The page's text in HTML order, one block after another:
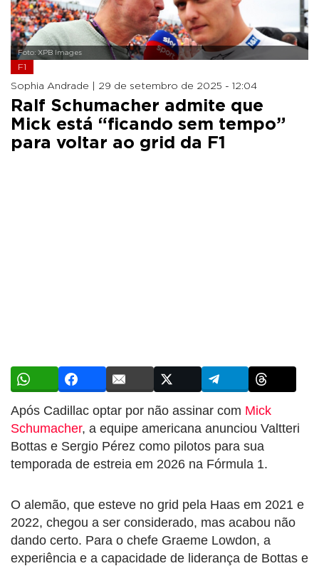
Foto: XPB Images
F1
Sophia Andrade | 29 de setembro de 2025 - 12:04
Ralf Schumacher admite que
Mick está “ficando sem tempo”
para voltar ao grid da F1
Após Cadillac optar por não assinar com Mick
Schumacher, a equipe americana anunciou Valtteri
Bottas e Sergio Pérez como pilotos para sua
temporada de estreia em 2026 na Fórmula 1.
O alemão, que esteve no grid pela Haas em 2021 e
2022, chegou a ser considerado, mas acabou não
dando certo. Para o chefe Graeme Lowdon, a
experiência e a capacidade de liderança de Bottas e